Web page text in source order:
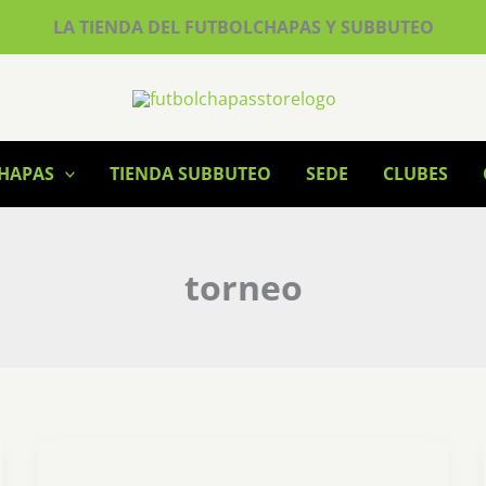
LA TIENDA DEL FUTBOLCHAPAS Y SUBBUTEO
TIENDA SUBBUTEO SEDE CLUBES
torneo